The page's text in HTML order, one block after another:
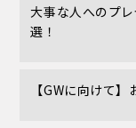
大事な人へのプ
選！
【GWに向けて